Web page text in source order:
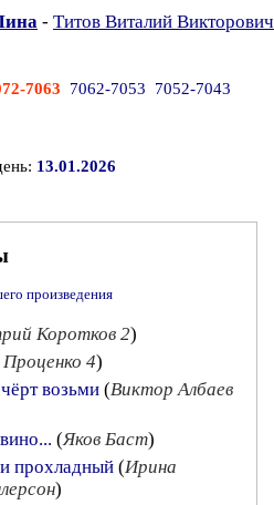
- Титов Виталий Викторович
7063 7062-7053
7052-7043
13.01.2026
произведения
Коротков 2)
Проценко 4)
возьми (Виктор Албаев
(Яков Баст)
прохладный (Ирина
)